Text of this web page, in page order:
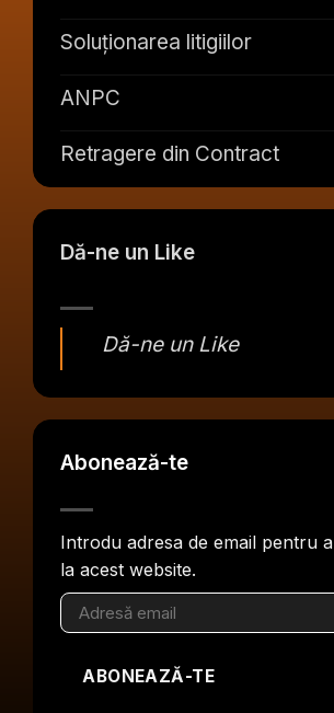
Soluționarea litigiilor
ANPC
Retragere din Contract
Dă-ne un Like
Dă-ne un Like
Abonează-te
Introdu adresa de email pentru
la acest website.
Adresă
email
ABONEAZĂ-TE